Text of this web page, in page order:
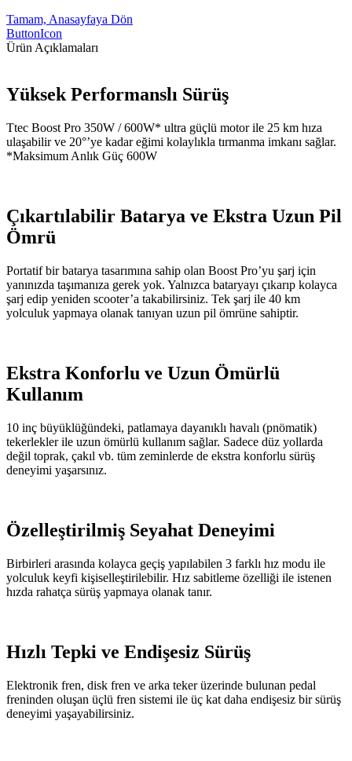
Tamam, Anasayfaya Dön
ButtonIcon
Ürün Açıklamaları
Yüksek Performanslı Sürüş
Ttec Boost Pro 350W / 600W* ultra güçlü motor ile 25 km hıza
ulaşabilir ve 20°’ye kadar eğimi kolaylıkla tırmanma imkanı sağlar.
*Maksimum Anlık Güç 600W
Çıkartılabilir Batarya ve Ekstra Uzun Pil
Ömrü
Portatif bir batarya tasarımına sahip olan Boost Pro’yu şarj için
yanınızda taşımanıza gerek yok. Yalnızca bataryayı çıkarıp kolayca
şarj edip yeniden scooter’a takabilirsiniz. Tek şarj ile 40 km
yolculuk yapmaya olanak tanıyan uzun pil ömrüne sahiptir.
Ekstra Konforlu ve Uzun Ömürlü
Kullanım
10 inç büyüklüğündeki, patlamaya dayanıklı havalı (pnömatik)
tekerlekler ile uzun ömürlü kullanım sağlar. Sadece düz yollarda
değil toprak, çakıl vb. tüm zeminlerde de ekstra konforlu sürüş
deneyimi yaşarsınız.
Özelleştirilmiş Seyahat Deneyimi
Birbirleri arasında kolayca geçiş yapılabilen 3 farklı hız modu ile
yolculuk keyfi kişiselleştirilebilir. Hız sabitleme özelliği ile istenen
hızda rahatça sürüş yapmaya olanak tanır.
Hızlı Tepki ve Endişesiz Sürüş
Elektronik fren, disk fren ve arka teker üzerinde bulunan pedal
freninden oluşan üçlü fren sistemi ile üç kat daha endişesiz bir sürüş
deneyimi yaşayabilirsiniz.